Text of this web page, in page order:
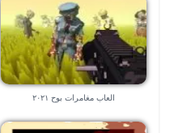
العاب مغامرات بوح ٢٠٢١